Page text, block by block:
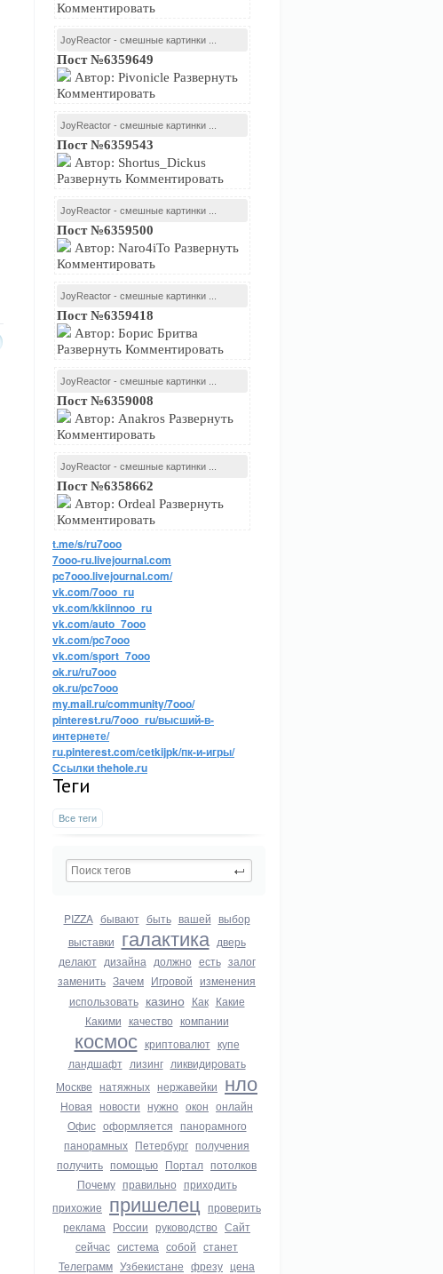
Комментировать
JoyReactor - смешные картинки ...
Пост №6359649
Автор: Pivonicle Развернуть
Комментировать
JoyReactor - смешные картинки ...
Пост №6359543
Автор: Shortus_Dickus
Развернуть Комментировать
JoyReactor - смешные картинки ...
Пост №6359500
Автор: Naro4iTo Развернуть
Комментировать
JoyReactor - смешные картинки ...
Пост №6359418
Автор: Борис Бритва
Развернуть Комментировать
JoyReactor - смешные картинки ...
Пост №6359008
Автор: Anakros Развернуть
Комментировать
JoyReactor - смешные картинки ...
Пост №6358662
Автор: Ordeal Развернуть
Комментировать
t.me/s/ru7ooo
7ooo-ru.livejournal.com
pc7ooo.livejournal.com/
vk.com/7ooo_ru
vk.com/kkiinnoo_ru
vk.com/auto_7ooo
vk.com/pc7ooo
vk.com/sport_7ooo
ok.ru/ru7ooo
ok.ru/pc7ooo
my.mail.ru/community/7ooo/
pinterest.ru/7ooo_ru/высший-в-
интернете/
ru.pinterest.com/cetkijpk/пк-и-игры/
Ссылки thehole.ru
Теги
Все теги
PIZZA бывают быть вашей выбор
выставки галактика дверь
делают дизайна должно есть залог
заменить Зачем Игровой изменения
использовать казино Как Какие
Какими качество компании
космос криптовалют купе
ландшафт лизинг ликвидировать
Москве натяжных нержавейки нло
Новая новости нужно окон онлайн
Офис оформляется панорамного
панорамных Петербург получения
получить помощью Портал потолков
Почему правильно приходить
прихожие пришелец проверить
реклама России руководство Сайт
сейчас система собой станет
Телеграмм Узбекистане фрезу цена